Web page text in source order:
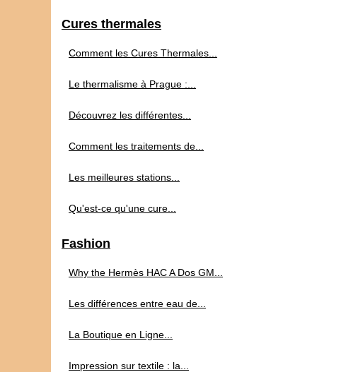
Cures thermales
Comment les Cures Thermales...
Le thermalisme à Prague :...
Découvrez les différentes...
Comment les traitements de...
Les meilleures stations...
Qu'est-ce qu'une cure...
Fashion
Why the Hermès HAC A Dos GM...
Les différences entre eau de...
La Boutique en Ligne...
Impression sur textile : la...